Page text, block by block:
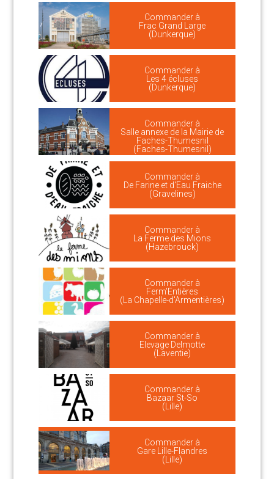
Commander à
Frac Grand Large
(Dunkerque)
Commander à
Les 4 écluses
(Dunkerque)
Commander à
Salle annexe de la Mairie de
Faches-Thumesnil
(Faches-Thumesnil)
Commander à
De Farine et d'Eau Fraiche
(Gravelines)
Commander à
La Ferme des Mions
(Hazebrouck)
Commander à
Ferm'Entières
(La Chapelle-d'Armentières)
Commander à
Elevage Delmotte
(Laventie)
Commander à
Bazaar St-So
(Lille)
Commander à
Gare Lille-Flandres
(Lille)